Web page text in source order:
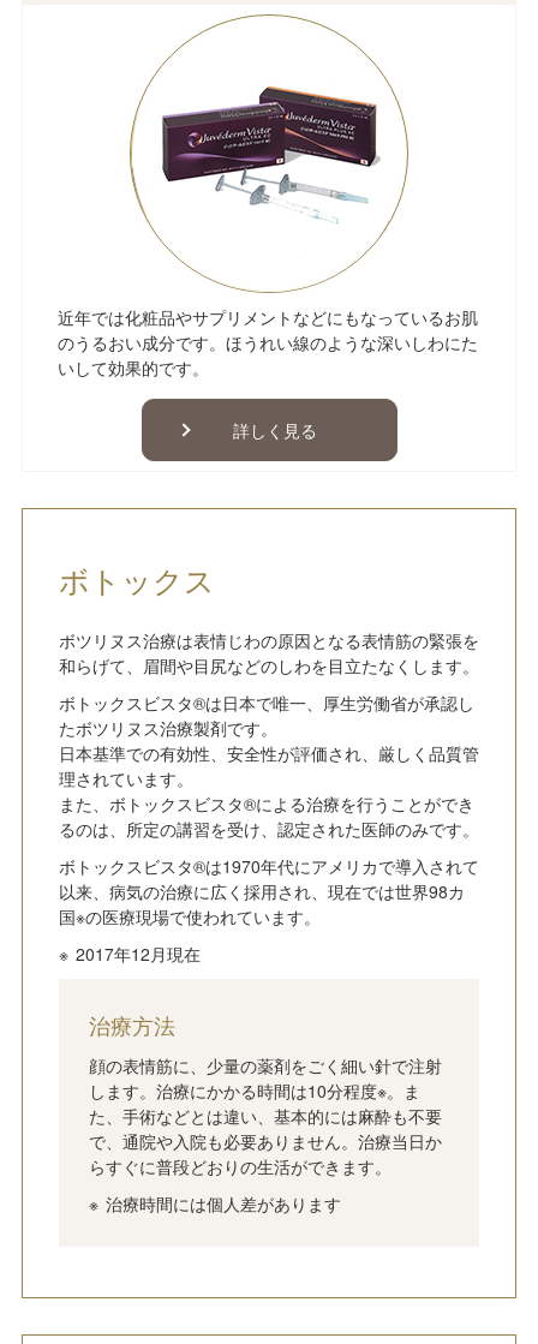
近年では化粧品やサプリメントなどにもなっているお肌
のうるおい成分です。ほうれい線のような深いしわにた
いして効果的です。
詳しく見る
ボトックス
ボツリヌス治療は表情じわの原因となる表情筋の緊張を
和らげて、眉間や目尻などのしわを目立たなくします。
ボトックスビスタ®は日本で唯一、厚生労働省が承認し
たボツリヌス治療製剤です。
日本基準での有効性、安全性が評価され、厳しく品質管
理されています。
また、ボトックスビスタ®による治療を行うことができ
るのは、所定の講習を受け、認定された医師のみです。
ボトックスビスタ®は1970年代にアメリカで導入されて
以来、病気の治療に広く採用され、現在では世界98カ
国※の医療現場で使われています。
2017年12月現在
治療方法
顔の表情筋に、少量の薬剤をごく細い針で注射
します。治療にかかる時間は10分程度※。ま
た、手術などとは違い、基本的には麻酔も不要
で、通院や入院も必要ありません。治療当日か
らすぐに普段どおりの生活ができます。
治療時間には個人差があります